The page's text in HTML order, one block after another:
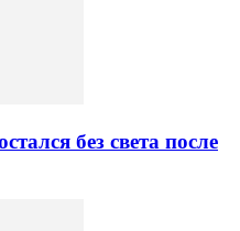
без света после